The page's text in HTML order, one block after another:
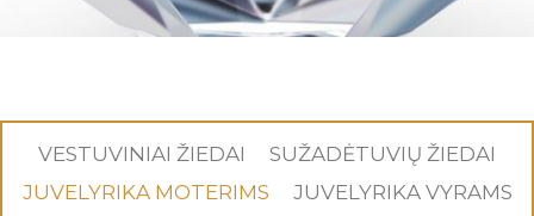
VESTUVINIAI ŽIEDAI
SUŽADĖTUVIŲ ŽIEDAI
JUVELYRIKA MOTERIMS
JUVELYRIKA VYRAMS